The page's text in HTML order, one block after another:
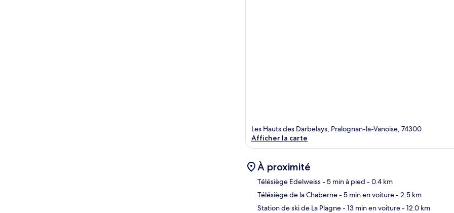
Les Hauts des Darbelays, Pralognan-la-Vanoise, 74300
Afficher la carte
À proximité
Télésiège Edelweiss- 5 min à pied - 0.4 km
Télésiège de la Chaberne- 5 min en voiture- 2.5 km
Station de ski de La Plagne- 13 min en voiture- 12.0 km